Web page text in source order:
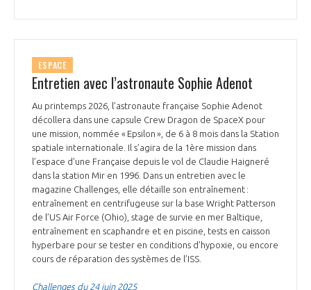
ESPACE
Entretien avec l’astronaute Sophie Adenot
Au printemps 2026, l’astronaute française Sophie Adenot
décollera dans une capsule Crew Dragon de SpaceX pour
une mission, nommée « Epsilon », de 6 à 8 mois dans la Station
spatiale internationale. Il s’agira de la 1ère mission dans
l’espace d’une Française depuis le vol de Claudie Haigneré
dans la station Mir en 1996. Dans un entretien avec le
magazine Challenges, elle détaille son entraînement :
entraînement en centrifugeuse sur la base Wright Patterson
de l’US Air Force (Ohio), stage de survie en mer Baltique,
entraînement en scaphandre et en piscine, tests en caisson
hyperbare pour se tester en conditions d’hypoxie, ou encore
cours de réparation des systèmes de l’ISS.
Challenges du 24 juin 2025